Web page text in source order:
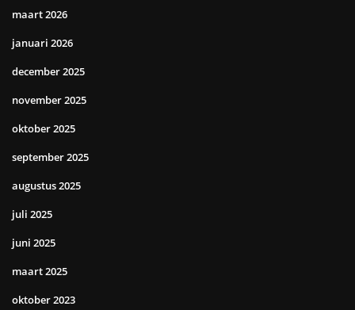
maart 2026
januari 2026
december 2025
november 2025
oktober 2025
september 2025
augustus 2025
juli 2025
juni 2025
maart 2025
oktober 2023